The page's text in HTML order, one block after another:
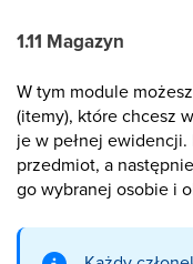
1.11 Magazyn
W tym module
(itemy), które chcesz
je w pełnej ewidencji.
przedmiot, a
go wybranej osobie i